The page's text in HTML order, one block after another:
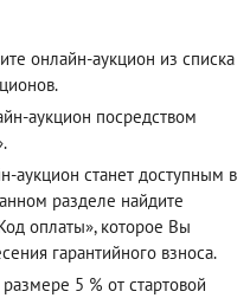
онлайн-аукцион из списка
аукцион посредством
станет доступным в
разделе найдите
оплаты», которое Вы
гарантийного взноса.
5 % от стартовой